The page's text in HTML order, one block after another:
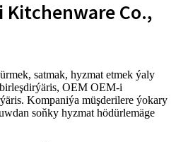
Kitchenware Co.,
satmak, hyzmat etmek ýaly
OEM OEM-i
Kompaniýa müşderilere ýokary
soňky hyzmat hödürlemäge